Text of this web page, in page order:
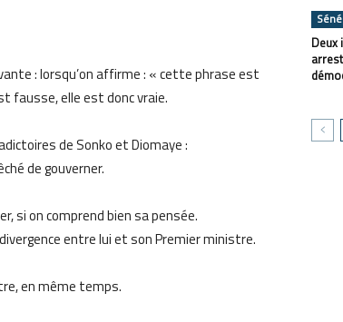
: lorsqu’on affirme : « cette phrase est
fausse, elle est donc vraie.
de Sonko et Diomaye :
de gouverner.
si on comprend bien sa pensée.
entre lui et son Premier ministre.
en même temps.
Deux